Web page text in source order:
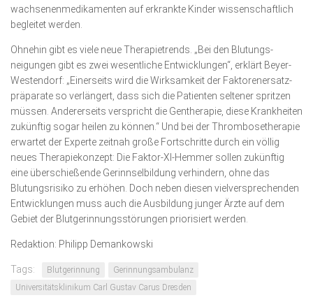
wachsenenmedikamenten auf erkrankte Kin­der wissenschaftlich
begleitet werden.
Ohnehin gibt es viele neue Therapietrends. „Bei den Blu­tungs­­
neigungen gibt es zwei wesentliche Entwicklungen“, er­klärt Beyer-
Westendorf: „Einer­seits wird die Wirksamkeit der Fak­to­ren­ersatz­
prä­pa­rate so verlängert, dass sich die Patienten seltener spritzen
müssen. Andererseits verspricht die Gen­therapie, diese Krankheiten
zukünftig sogar heilen zu können.“ Und bei der Thrombosetherapie
erwartet der Experte zeitnah große Fort­schritte durch ein völlig
neues Therapie­konzept: Die Faktor-XI-Hemmer sollen zukünftig
eine überschießende Gerinnsel­bildung verhindern, ohne das
Blutungs­risiko zu er­höhen. Doch neben diesen vielversprechenden
Ent­wick­lungen muss auch die Ausbildung junger Ärzte auf dem
Gebiet der Blutgerin­nungs­störungen priorisiert werden.
Redaktion: Philipp Demankowski
Tags: Blutgerinnung
Gerinnungsambulanz
Universitätsklinikum Carl Gustav Carus Dresden